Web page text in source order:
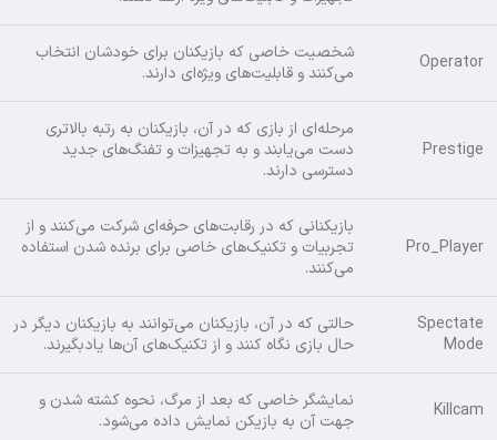
Operator
شخصیت خاصی که بازیکنان برای خودشان انتخاب
می‌کنند و قابلیت‌های ویژه‌ای دارند.
Prestige
مرحله‌ای از بازی که در آن، بازیکنان به رتبه بالاتری
دست می‌یابند و به تجهیزات و تفنگ‌های جدید
دسترسی دارند.
Pro_Player
بازیکنانی که در رقابت‌های حرفه‌ای شرکت می‌کنند و از
تجربیات و تکنیک‌های خاصی برای برنده شدن استفاده
می‌کنند.
Spectate
Mode
حالتی که در آن، بازیکنان می‌توانند به بازیکنان دیگر در
حال بازی نگاه کنند و از تکنیک‌های آن‌ها یادبگیرند.
Killcam
نمایشگر خاصی که بعد از مرگ، نحوه کشته شدن و
جهت آن به بازیکن نمایش داده می‌شود.